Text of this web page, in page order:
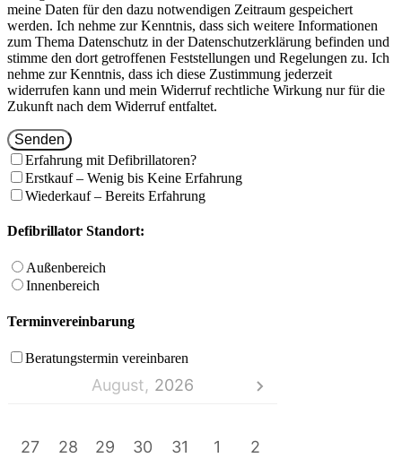
meine Daten für den dazu notwendigen Zeitraum gespeichert
werden. Ich nehme zur Kenntnis, dass sich weitere Informationen
zum Thema Datenschutz in der Datenschutzerklärung befinden und
stimme den dort getroffenen Feststellungen und Regelungen zu. Ich
nehme zur Kenntnis, dass ich diese Zustimmung jederzeit
widerrufen kann und mein Widerruf rechtliche Wirkung nur für die
Zukunft nach dem Widerruf entfaltet.
Senden
Erfahrung mit Defibrillatoren?
Erstkauf – Wenig bis Keine Erfahrung
Wiederkauf – Bereits Erfahrung
Defibrillator Standort:
Außenbereich
Innenbereich
Terminvereinbarung
Beratungstermin vereinbaren
August, 2026
27 28 29 30 31 1
2